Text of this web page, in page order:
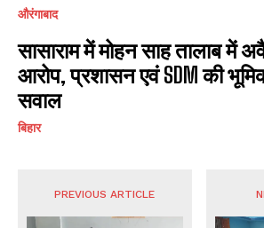
औरंगाबाद
सासाराम में मोहन साह तालाब में
आरोप, प्रशासन एवं SDM की
सवाल
बिहार
PREVIOUS ARTICLE